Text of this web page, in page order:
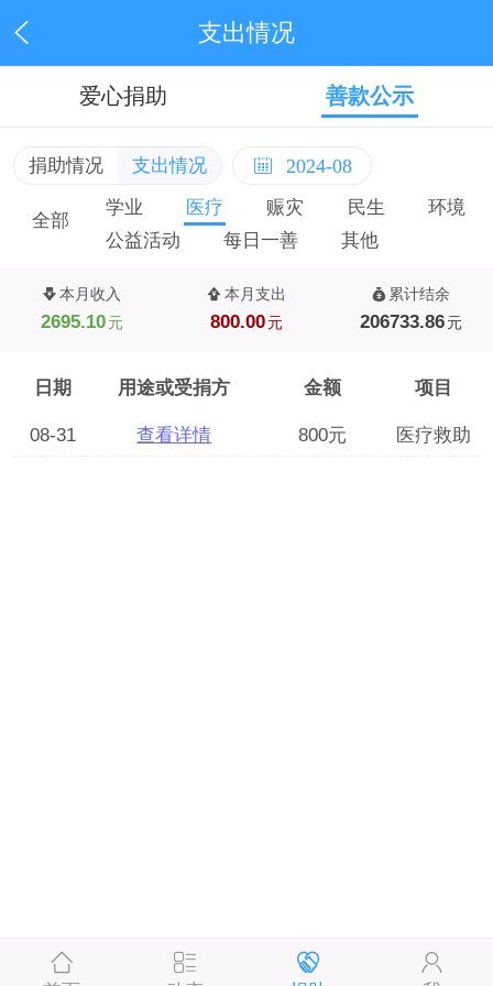
支出情况
爱心捐助 善款公示
捐助情况 支出情况 2024-08
全部
学业 医疗 赈灾 民生
环境
公益活动
每日一善 其他
本月收入
2695.10元
本月支出
800.00 元
累计结余
206733.86 元
日期 用途或受捐方 金额 项目
08-31 查看详情 800元 医疗救助